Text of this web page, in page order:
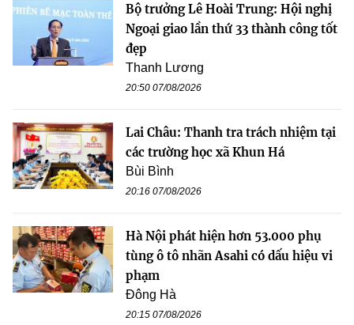
Bộ trưởng Lê Hoài Trung: Hội nghị
Ngoại giao lần thứ 33 thành công tốt
đẹp
Thanh Lương
20:50 07/08/2026
Lai Châu: Thanh tra trách nhiệm tại
các trường học xã Khun Há
Bùi Bình
20:16 07/08/2026
Hà Nội phát hiện hơn 53.000 phụ
tùng ô tô nhãn Asahi có dấu hiệu vi
phạm
Đông Hà
20:15 07/08/2026